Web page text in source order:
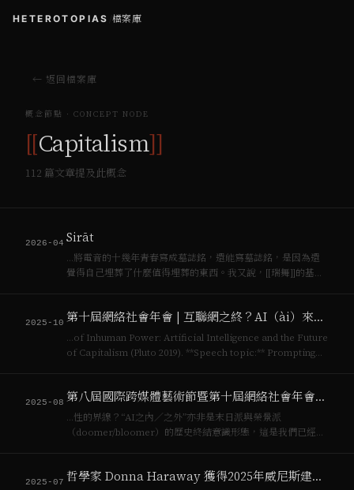
HETEROTOPIAS 檔案庫
← 返回檔案庫
概念節點 · CONCEPT NODE
[[Capitalism]]
112 篇文章提及此概念
2026-04 Sirāt
…將電音的十幾年青春寫成墓誌銘，還能寫墓誌銘，是因為還
覺得自己埋葬了什麼值得埋葬的東西。我又說，[[瑞舞]]的基進
在人群中，等到面孔清…
2025-10 第十屆網絡社會年會 | 互聯網之終？AI（ài）來不來
…of Inhuman Power: Artificial Intelligence and the Future
of Capitalism (Pluto 2019). **Speech topic:** Prompting
2025-08 第八屆國際跨媒體藝術節暨第十屆網絡社會年會｜青年學者論壇徵稿啟事
…性的界線？“AI之內／之外”亦非是末日派與榮景派
（doomer/bloomer）的歷史終結意識形態，這是我們已經太
現在AI治理的問題更隱諱，歷…
2025-07 哲學家 Donna Haraway 獲得2025年威尼斯建築雙年展終身成就金獅獎之殊榮